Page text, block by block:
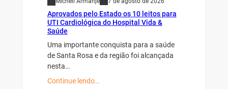
UTI Cardiológica do Hospital Vida &
Saúde
de Santa Rosa e da região foi alcançada